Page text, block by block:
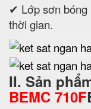
✔ Lớp sơn bóng
thời gian.
II. Sản
BEMC 710F